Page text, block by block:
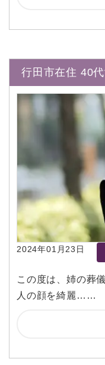
行田市在住 40
2024年01月23日
この度は、姉の葬
人の顔を綺麗……